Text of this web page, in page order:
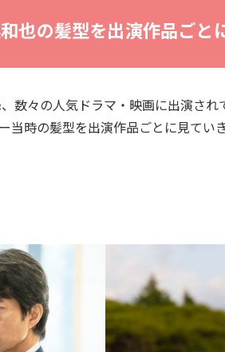
也の髪型を出演作品ごと
数々の人気ドラマ・映画に出演され
当時の髪型を出演作品ごとに見てい